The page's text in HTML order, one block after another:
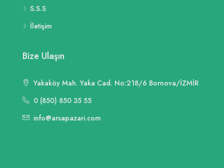
S.S.S
İletişim
Bize Ulaşın
Yakaköy Mah. Yaka Cad. No:218/6 Bornova/İZMİR
0 (850) 850 35 55
info@arsapazari.com